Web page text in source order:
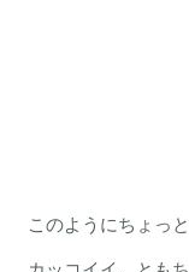
このようにちょっ